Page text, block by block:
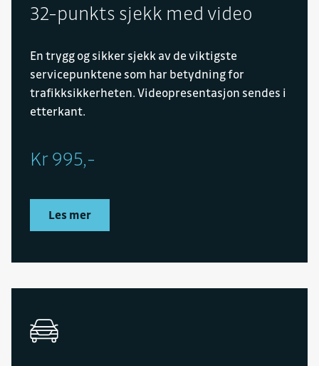
32-punkts sjekk med video
En trygg og sikker sjekk av de viktigste
servicepunktene som har betydning for
trafikksikkerheten. Videopresentasjon sendes i
etterkant.
Kr 995,-
Les mer